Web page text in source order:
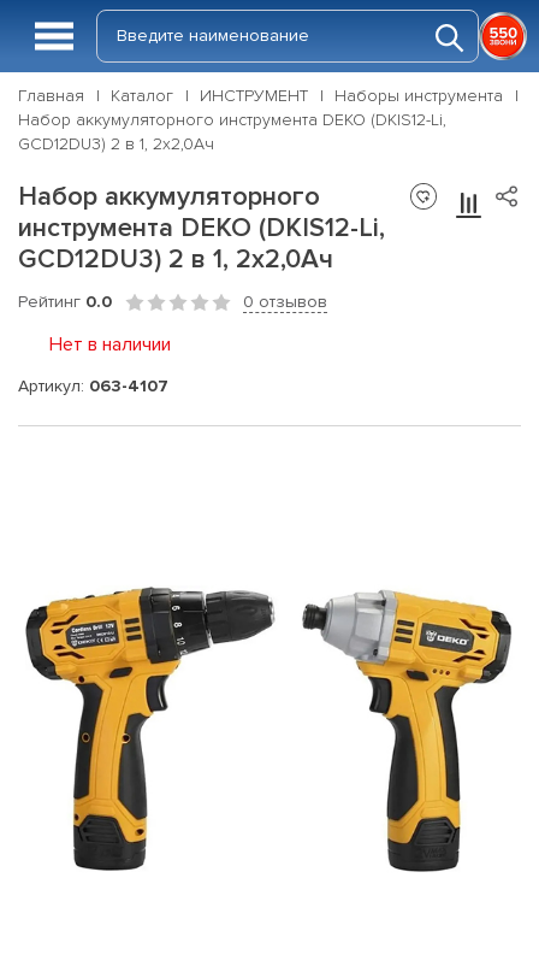
Главная Каталог ИНСТРУМЕНТ
Наборы инструмента
Набор аккумуляторного инструмента DEKO (DKIS12-Li,
GCD12DU3) 2 в 1, 2х2,0Ач
Набор аккумуляторного
инструмента DEKO (DKIS12-Li,
GCD12DU3) 2 в 1, 2х2,0Ач
Рейтинг 0.0 0 отзывов
Нет в наличии
Артикул: 063-4107